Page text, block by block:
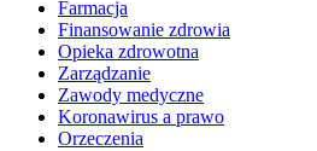
Farmacja
Finansowanie zdrowia
Opieka zdrowotna
Zarządzanie
Zawody medyczne
Koronawirus a prawo
Orzeczenia